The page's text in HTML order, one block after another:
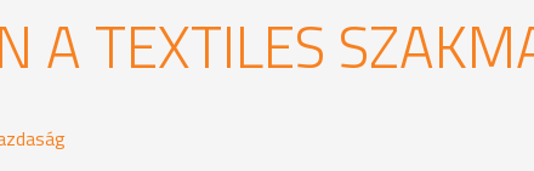
A TEXTILES